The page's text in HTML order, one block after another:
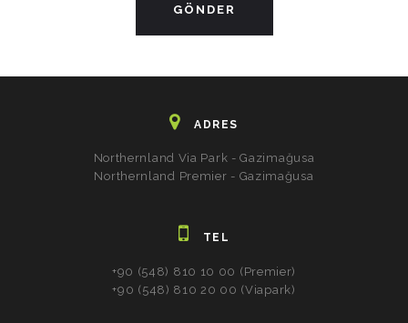
ADRES
Northernland Via Park - Gazimağusa
Northernland Premier - Gazimağusa
TEL
+90 (548) 810 10 00 (Premier)
+90 (548) 810 20 00 (Viapark)